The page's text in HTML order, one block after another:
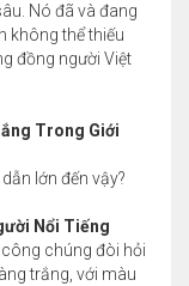
Nó đã và đang
không thể thiếu
đồng người Việt
Trong Giới
lớn đến vậy?
Nổi Tiếng
chúng đòi hỏi
trắng, với màu